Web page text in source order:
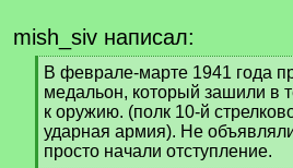
mish_siv написал:
[
q
]
В феврале-марте 1941 года
медальон, который зашили в
к оружию. (полк 10-й
ударная армия). Не
просто начали отступление.